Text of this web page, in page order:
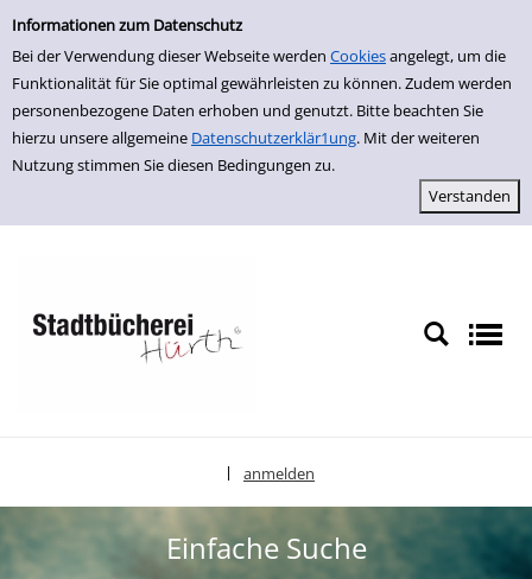
Einfache Suche
Informationen zum Datenschutz
Bei der Verwendung dieser Webseite werden Cookiesangelegt, um die
Funktionalität für Sie optimal gewährleisten zu können. Zudem werden
personenbezogene Daten erhoben und genutzt. Bitte beachten Sie
hierzu unsere allgemeine Datenschutzerklär1ung. Mit der weiteren
Nutzung stimmen Sie diesen Bedingungen zu.
zur Navigation springen
zum Inhalt springen
Zu den Suchfiltern springen
Zur Trefferliste springen
anmelden
Einfache Suche